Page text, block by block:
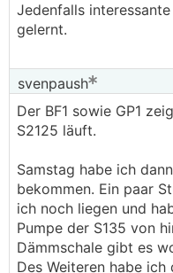
Jedenfalls
gelernt.
svenpaush
Der BF1 sowie GP1
S2125 läuft.
Samstag habe ich
bekommen. Ein paar
ich noch liegen und
Pumpe der S135 von
Dämmschale gibt es
Des Weiteren habe